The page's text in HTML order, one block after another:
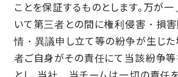
ことを保証するものとします。万が
いて第三者との間に権利侵害・損
情・異議申し立て等の紛争が生じた
者ご自身がその責任にて当該紛争等